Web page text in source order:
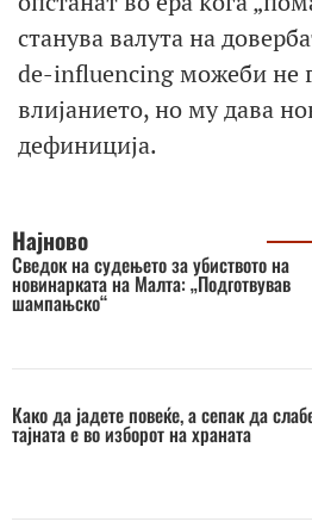
станува валута на
de-influencing можеби не
влијанието, но му дава
дефиниција.
Најново
Сведок на судењето за убиството на
новинарката на Малта: „Подготвував
шампањско“
Како да јадете повеќе, а сепак да
тајната е во изборот на храната